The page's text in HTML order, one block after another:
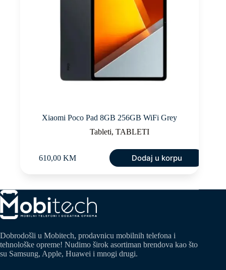
Xiaomi Poco Pad 8GB 256GB WiFi Grey
Tableti,TABLETI
610,00 KM Dodaj u korpu
Dobrodošli u Mobitech, prodavnicu mobilnih telefona i
tehnološke opreme! Nudimo širok asortiman brendova kao što
su Samsung, Apple, Huawei i mnogi drugi.